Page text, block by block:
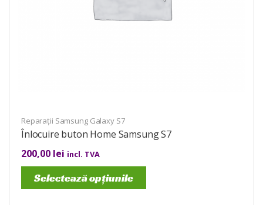
Reparații Samsung Galaxy S7
Înlocuire buton Home Samsung S7
200,00 lei incl. TVA
Selectează opțiunile